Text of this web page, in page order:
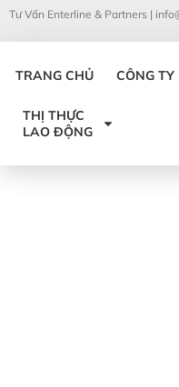
Tư Vấn Enterline & Partners |
TRANG CHỦ CÔNG TY
THỊ THỰC
LAO ĐỘNG